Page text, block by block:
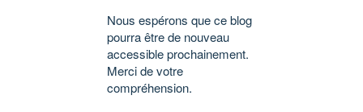
Nous espérons que ce blog
pourra être de nouveau
accessible prochainement.
Merci de votre
compréhension.